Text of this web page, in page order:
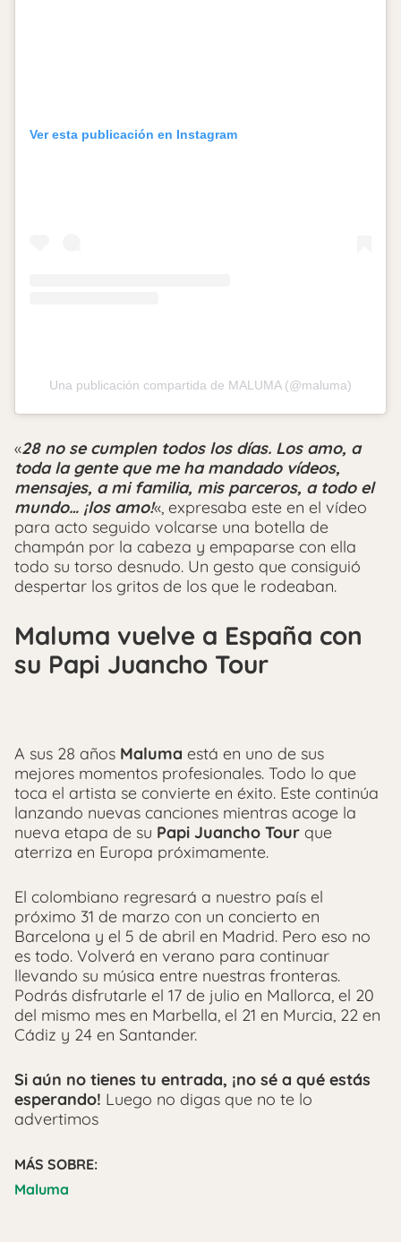
Ver esta publicación en Instagram
Una publicación compartida de MALUMA (@maluma)
«28 no se cumplen todos los días. Los amo, a
toda la gente que me ha mandado vídeos,
mensajes, a mi familia, mis parceros, a todo el
mundo… ¡los amo!«, expresaba este en el vídeo
para acto seguido volcarse una botella de
champán por la cabeza y empaparse con ella
todo su torso desnudo. Un gesto que consiguió
despertar los gritos de los que le rodeaban.
Maluma vuelve a España con
su Papi Juancho Tour
A sus 28 años Maluma está en uno de sus
mejores momentos profesionales. Todo lo que
toca el artista se convierte en éxito. Este continúa
lanzando nuevas canciones mientras acoge la
nueva etapa de su Papi Juancho Tour que
aterriza en Europa próximamente.
El colombiano regresará a nuestro país el
próximo 31 de marzo con un concierto en
Barcelona y el 5 de abril en Madrid. Pero eso no
es todo. Volverá en verano para continuar
llevando su música entre nuestras fronteras.
Podrás disfrutarle el 17 de julio en Mallorca, el 20
del mismo mes en Marbella, el 21 en Murcia, 22 en
Cádiz y 24 en Santander.
Si aún no tienes tu entrada, ¡no sé a qué estás
esperando! Luego no digas que no te lo
advertimos
MÁS SOBRE:
Maluma